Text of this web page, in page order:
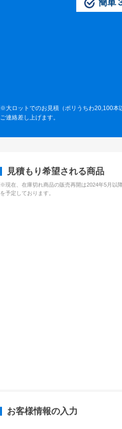
簡単
※大ロットでのお見積（ポリうちわ20,100本
ご連絡差し上げます。
見積もり希望される商品
※現在、在庫切れ商品の販売再開は2024年5月以
を予定しております。
お客様情報の入力